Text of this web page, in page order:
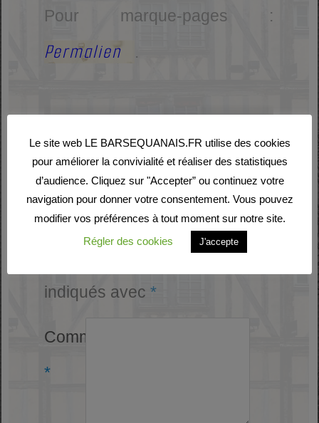
Pour marque-pages :
Permalien .
Laisser un commentaire
Votre adresse e-mail ne
sera pas publiée.
Les
champs obligatoires sont
indiqués avec*
Commentaire
*
Le site web LE BARSEQUANAIS.FR utilise des cookies
pour améliorer la convivialité et réaliser des statistiques
d’audience. Cliquez sur "Accepter” ou continuez votre
navigation pour donner votre consentement. Vous pouvez
modifier vos préférences à tout moment sur notre site.
Régler des cookies
J'accepte